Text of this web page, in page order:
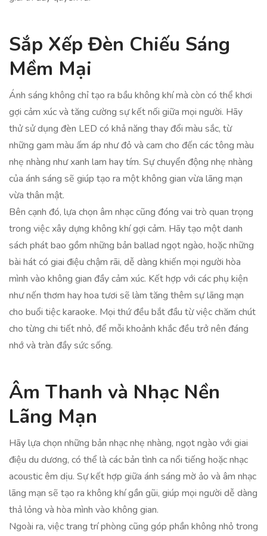
Sắp Xếp Đèn Chiếu Sáng
Mềm Mại
Ánh sáng không chỉ tạo ra bầu không khí mà còn có thể khơi
gợi cảm xúc và tăng cường sự kết nối giữa mọi người. Hãy
thử sử dụng đèn LED có khả năng thay đổi màu sắc, từ
những gam màu ấm áp như đỏ và cam cho đến các tông màu
nhẹ nhàng như xanh lam hay tím. Sự chuyển động nhẹ nhàng
của ánh sáng sẽ giúp tạo ra một không gian vừa lãng mạn
vừa thân mật.
Bên cạnh đó, lựa chọn âm nhạc cũng đóng vai trò quan trọng
trong việc xây dựng không khí gợi cảm. Hãy tạo một danh
sách phát bao gồm những bản ballad ngọt ngào, hoặc những
bài hát có giai điệu chậm rãi, dễ dàng khiến mọi người hòa
mình vào không gian đầy cảm xúc. Kết hợp với các phụ kiện
như nến thơm hay hoa tươi sẽ làm tăng thêm sự lãng mạn
cho buổi tiệc karaoke. Mọi thứ đều bắt đầu từ việc chăm chút
cho từng chi tiết nhỏ, để mỗi khoảnh khắc đều trở nên đáng
nhớ và tràn đầy sức sống.
Âm Thanh và Nhạc Nền
Lãng Mạn
Hãy lựa chọn những bản nhạc nhẹ nhàng, ngọt ngào với giai
điệu du dương, có thể là các bản tình ca nổi tiếng hoặc nhạc
acoustic êm dịu. Sự kết hợp giữa ánh sáng mờ ảo và âm nhạc
lãng mạn sẽ tạo ra không khí gần gũi, giúp mọi người dễ dàng
thả lỏng và hòa mình vào không gian.
Ngoài ra, việc trang trí phòng cũng góp phần không nhỏ trong